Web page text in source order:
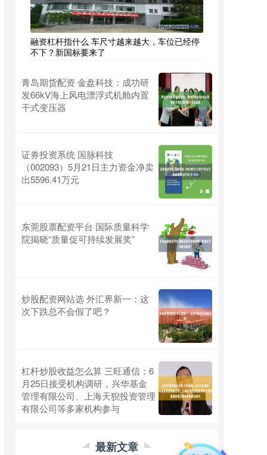
融资杠杆指什么 车尺寸越来越大，车位已经停
不下？新国标要来了
青岛期货配资 金盘科技：成功研
发66kV海上风电漂浮式机舱内置
干式变压器
证券投资系统 国脉科技
（002093）5月21日主力资金净卖
出5596.41万元
东莞股票配资平台 国际质量科学
院揭晓“质量促可持续发展奖”
炒股配资网站选 外汇界新一：这
次下跌总不会假了吧？
杠杆炒股收益怎么算 三旺通信：6
月25日接受机构调研，兴华基金
管理有限公司、上海天猊投资管理
有限公司等多家机构参与
最新文章